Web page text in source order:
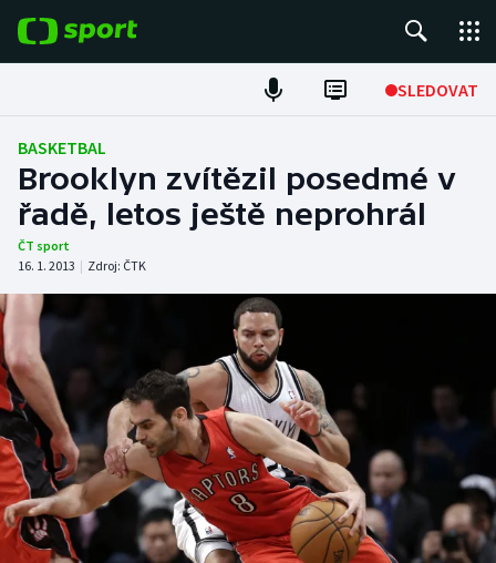
SLEDOVAT
Fotbal
Hokej
Tenis
Atletika
Cyklistika
DALŠÍ SPORTY
Americký fotbal
Baseball a softbal
NEPŘEHLÉDNĚTE
Soutěže
BASKETBAL
Brooklyn zvítězil posedmé v
řadě, letos ještě neprohrál
ČT sport
16. 1. 2013 | Zdroj: ČTK